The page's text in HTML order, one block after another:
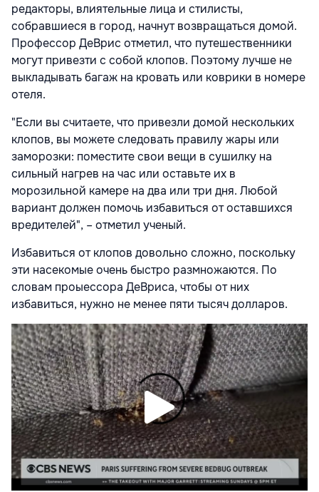
редакторы, влиятельные лица и стилисты,
собравшиеся в город, начнут возвращаться домой.
Профессор ДеВрис отметил, что путешественники
могут привезти с собой клопов. Поэтому лучше не
выкладывать багаж на кровать или коврики в номере
отеля.
"Если вы считаете, что привезли домой нескольких
клопов, вы можете следовать правилу жары или
заморозки: поместите свои вещи в сушилку на
сильный нагрев на час или оставьте их в
морозильной камере на два или три дня. Любой
вариант должен помочь избавиться от оставшихся
вредителей", – отметил ученый.
Избавиться от клопов довольно сложно, поскольку
эти насекомые очень быстро размножаются. По
словам проыессора ДеВриса, чтобы от них
избавиться, нужно не менее пяти тысяч долларов.